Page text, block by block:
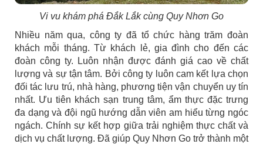
Vi vu khám phá Đắk Lắk cùng Quy Nhơn Go
Nhiều năm qua, công ty đã tổ chức hàng trăm đoàn
khách mỗi tháng. Từ khách lẻ, gia đình cho đến các
đoàn công ty. Luôn nhận được đánh giá cao về chất
lượng và sự tận tâm. Bởi công ty luôn cam kết lựa chọn
đối tác lưu trú, nhà hàng, phương tiện vận chuyển uy tín
nhất. Ưu tiên khách sạn trung tâm, ẩm thực đặc trưng
đa dạng và đội ngũ hướng dẫn viên am hiểu từng ngóc
ngách. Chính sự kết hợp giữa trải nghiệm thực chất và
dịch vụ chất lượng. Đã giúp Quy Nhơn Go trở thành một